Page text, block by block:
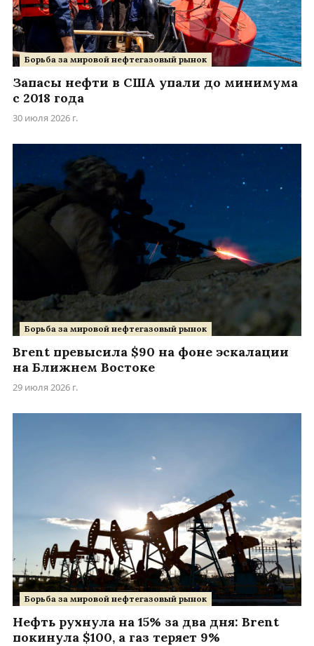
Борьба за мировой нефтегазовый рынок
Запасы нефти в США упали до минимума
с 2018 года
30 июля 2026 г.
Борьба за мировой нефтегазовый рынок
Brent превысила $90 на фоне эскалации
на Ближнем Востоке
29 июля 2026 г.
Борьба за мировой нефтегазовый рынок
Нефть рухнула на 15% за два дня: Brent
покинула $100, а газ теряет 9%